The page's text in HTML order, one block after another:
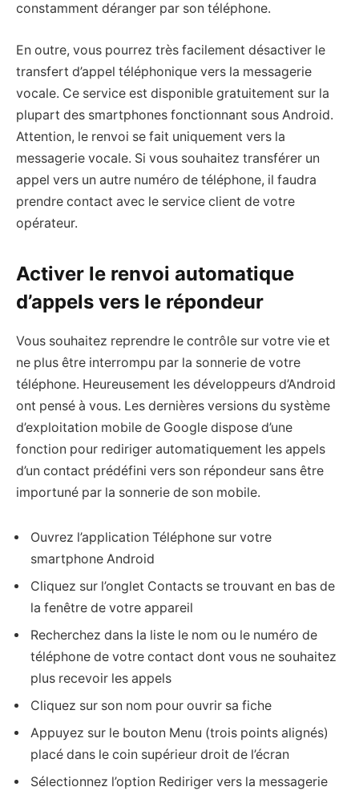
constamment déranger par son téléphone.
En outre, vous pourrez très facilement désactiver le
transfert d’appel téléphonique vers la messagerie
vocale. Ce service est disponible gratuitement sur la
plupart des smartphones fonctionnant sous Android.
Attention, le renvoi se fait uniquement vers la
messagerie vocale. Si vous souhaitez transférer un
appel vers un autre numéro de téléphone, il faudra
prendre contact avec le service client de votre
opérateur.
Activer le renvoi automatique
d’appels vers le répondeur
Vous souhaitez reprendre le contrôle sur votre vie et
ne plus être interrompu par la sonnerie de votre
téléphone. Heureusement les développeurs d’Android
ont pensé à vous. Les dernières versions du système
d’exploitation mobile de Google dispose d’une
fonction pour rediriger automatiquement les appels
d’un contact prédéfini vers son répondeur sans être
importuné par la sonnerie de son mobile.
Ouvrez l’application Téléphone sur votre
smartphone Android
Cliquez sur l’onglet Contacts se trouvant en bas de
la fenêtre de votre appareil
Recherchez dans la liste le nom ou le numéro de
téléphone de votre contact dont vous ne souhaitez
plus recevoir les appels
Cliquez sur son nom pour ouvrir sa fiche
Appuyez sur le bouton Menu (trois points alignés)
placé dans le coin supérieur droit de l’écran
Sélectionnez l’option Rediriger vers la messagerie